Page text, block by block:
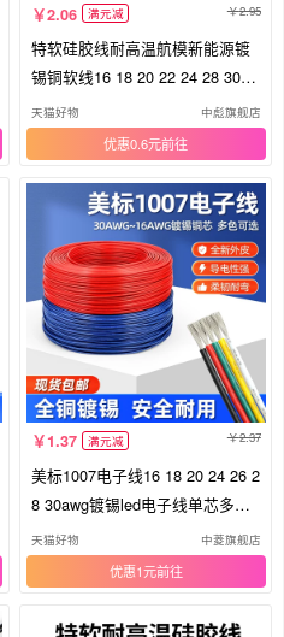
2.06 满元减 2.95
特软硅胶线耐高温航模新能源镀
锡铜软线16 18 20 22 24 28 30A
WG
天猫好物 中彪旗舰店
优惠0.6元
1.37 满元减 2.37
美标1007电子线16 18 20 24 26 2
8 30awg镀锡led电子线单芯多股
线
天猫好物 中菱旗舰店
优惠1元